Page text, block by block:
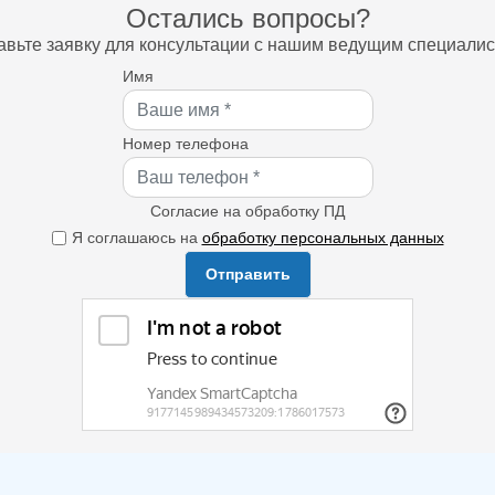
Остались вопросы?
заявку для консультации с нашим ведущим
Имя
Номер телефона
Согласие на обработку ПД
Я соглашаюсь на обработку персональных данных
Отправить